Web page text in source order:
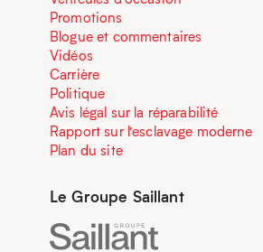
Promotions
Blogue et commentaires
Vidéos
Carrière
Politique
Avis légal sur la réparabilité
Rapport sur l’esclavage moderne
Plan du site
Le Groupe Saillant